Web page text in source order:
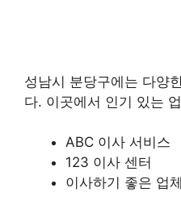
성남시 분당구에는 다양
다. 이곳에서 인기 있는
ABC 이사 서비스
123 이사 센터
이사하기 좋은 업체